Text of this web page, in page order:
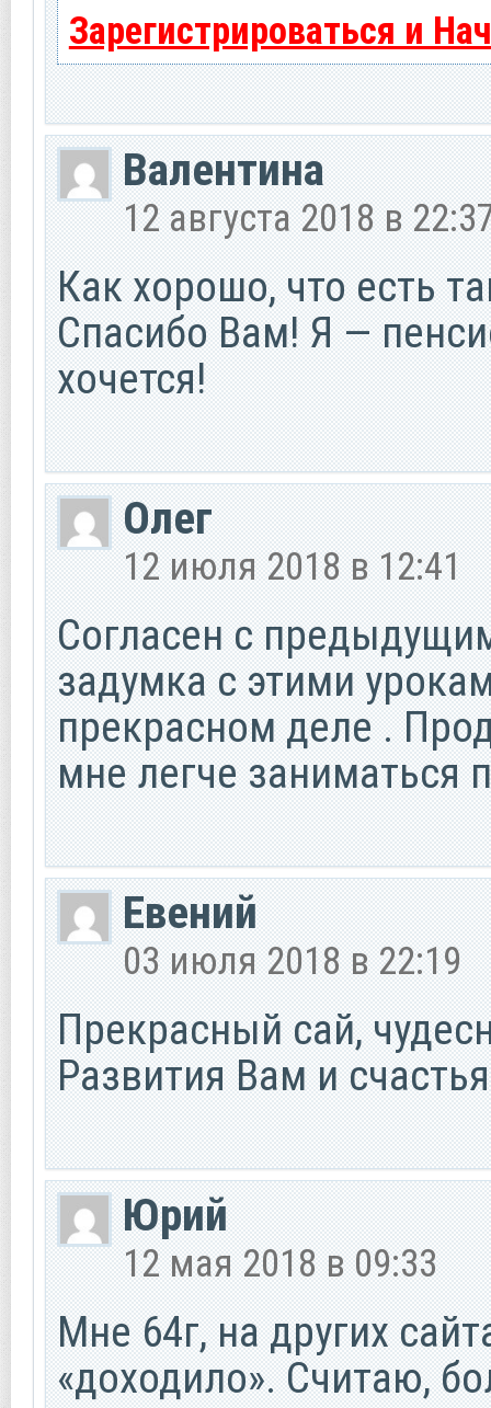
Зарегистрироваться и
Валентина
12 августа 2018 в
Как хорошо, что есть
Спасибо Вам! Я —
хочется!
Олег
12 июля 2018 в 12:41
Согласен с
задумка с этими
прекрасном деле .
мне легче заниматься
Евений
03 июля 2018 в 22:19
Прекрасный сай,
Развития Вам и
Юрий
12 мая 2018 в 09:33
Мне 64г, на других
«доходило». Считаю,